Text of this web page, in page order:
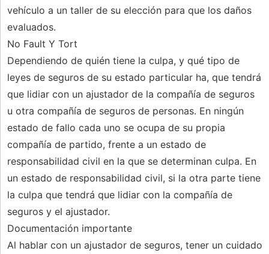
vehículo a un taller de su elección para que los daños
evaluados.
No Fault Y Tort
Dependiendo de quién tiene la culpa, y qué tipo de
leyes de seguros de su estado particular ha, que tendrá
que lidiar con un ajustador de la compañía de seguros
u otra compañía de seguros de personas. En ningún
estado de fallo cada uno se ocupa de su propia
compañía de partido, frente a un estado de
responsabilidad civil en la que se determinan culpa. En
un estado de responsabilidad civil, si la otra parte tiene
la culpa que tendrá que lidiar con la compañía de
seguros y el ajustador.
Documentación importante
Al hablar con un ajustador de seguros, tener un cuidado